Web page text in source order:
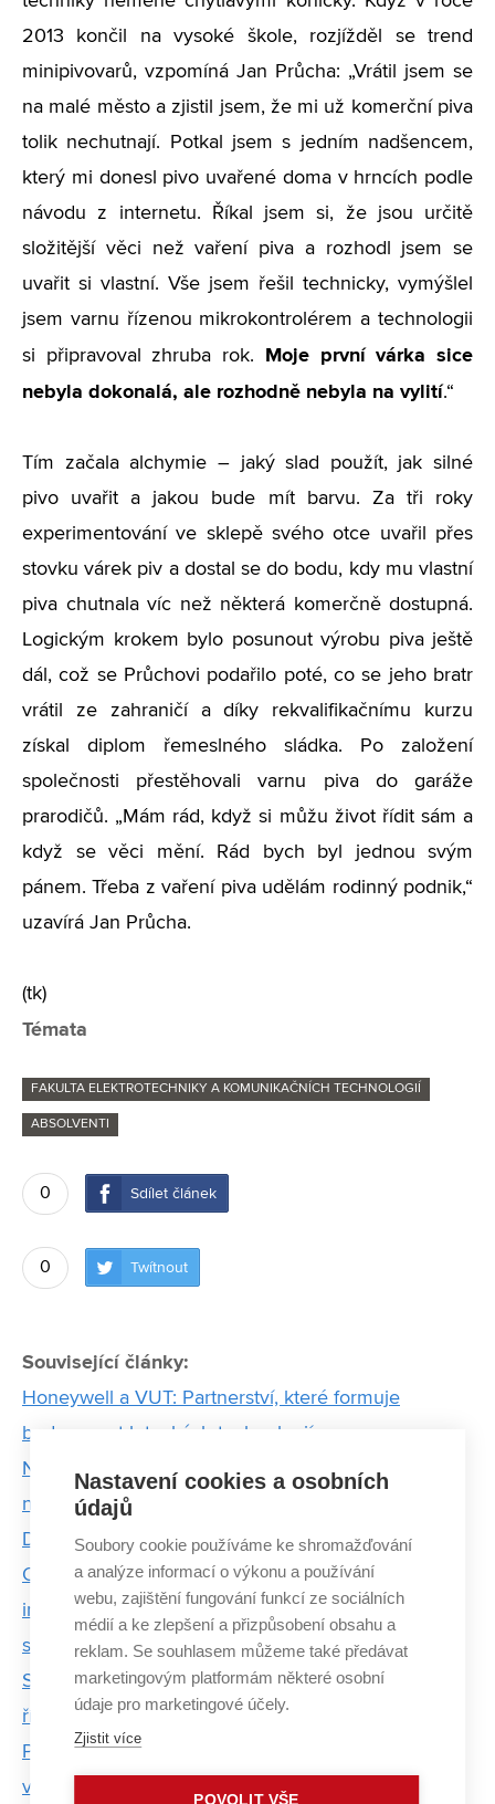
2013 končil na vysoké škole, rozjížděl se trend
minipivovarů, vzpomíná Jan Průcha: „Vrátil jsem se
na malé město a zjistil jsem, že mi už komerční piva
tolik nechutnají. Potkal jsem s jedním nadšencem,
který mi donesl pivo uvařené doma v hrncích podle
návodu z internetu. Říkal jsem si, že jsou určitě
složitější věci než vaření piva a rozhodl jsem se
uvařit si vlastní. Vše jsem řešil technicky, vymýšlel
jsem varnu řízenou mikrokontrolérem a technologii
si připravoval zhruba rok. Moje první várka sice
nebyla dokonalá, ale rozhodně nebyla na vylití.“
Tím začala alchymie – jaký slad použít, jak silné
pivo uvařit a jakou bude mít barvu. Za tři roky
experimentování ve sklepě svého otce uvařil přes
stovku várek piv a dostal se do bodu, kdy mu vlastní
piva chutnala víc než některá komerčně dostupná.
Logickým krokem bylo posunout výrobu piva ještě
dál, což se Průchovi podařilo poté, co se jeho bratr
vrátil ze zahraničí a díky rekvalifikačnímu kurzu
získal diplom řemeslného sládka. Po založení
společnosti přestěhovali varnu piva do garáže
prarodičů. „Mám rád, když si můžu život řídit sám a
když se věci mění. Rád bych byl jednou svým
pánem. Třeba z vaření piva udělám rodinný podnik,“
uzavírá Jan Průcha.
(tk)
Témata
FAKULTA ELEKTROTECHNIKY A KOMUNIKAČNÍCH TECHNOLOGIÍ
ABSOLVENTI
0 Sdílet článek
0 Twítnout
Související články:
Honeywell a VUT: Partnerství, které formuje
budoucnost leteckých technologií
Neměli jsme nic. Jen přemíru ambicí a spoustu
naivity, říká zakladatel technologické společnosti
DIVELIT
Od zvědavé holky s technikou v genech k
inženýrce: Kateřina Mačišáková inspiruje budoucí
studující VUT
Správný čas na to začít podnikat je během vysoké,
říká Radim Jančura
Produkty musí řešit problémy zákazníků, tvrdí
vývojář Medinga
Nastavení cookies a osobních
údajů
Soubory cookie používáme ke shromažďování
a analýze informací o výkonu a používání
webu, zajištění fungování funkcí ze sociálních
médií a ke zlepšení a přizpůsobení obsahu a
reklam. Se souhlasem můžeme také předávat
marketingovým platformám některé osobní
údaje pro marketingové účely.
Zjistit více
POVOLIT VŠE